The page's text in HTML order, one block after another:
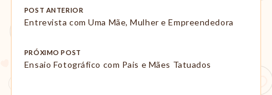
Post
POST ANTERIOR
Entrevista com Uma Mãe, Mulher e Empreendedora
PRÓXIMO POST
Ensaio Fotográfico com Pais e Mães Tatuados